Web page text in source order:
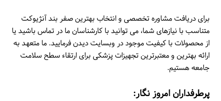
برای دریافت مشاوره تخصصی و انتخاب بهترین صفر بند آنژیوکت
متناسب با نیازهای شما، می توانید با کارشناسان ما در تماس باشید یا
از محصولات با کیفیت موجود در وبسایت دیدن فرمایید. ما متعهد به
ارائه بهترین و معتبرترین تجهیزات پزشکی برای ارتقاء سطح سلامت
جامعه هستیم.
پرطرفداران امروز نگار: